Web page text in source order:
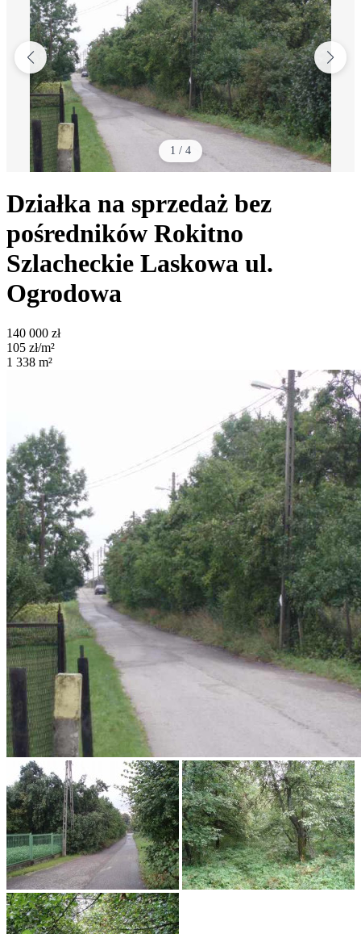
1 / 4
Działka na sprzedaż bez
pośredników Rokitno
Szlacheckie Laskowa ul.
Ogrodowa
140 000 zł
105 zł/m²
1 338 m²